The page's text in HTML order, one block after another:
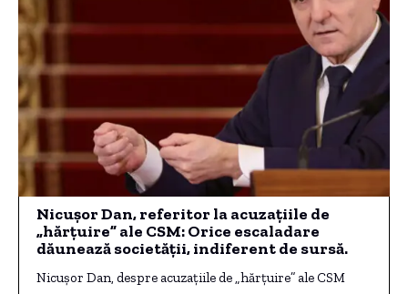
Nicușor Dan, referitor la acuzațiile de
„hărțuire” ale CSM: Orice escaladare
dăunează societății, indiferent de sursă.
Nicușor Dan, despre acuzațiile de „hărțuire” ale CSM